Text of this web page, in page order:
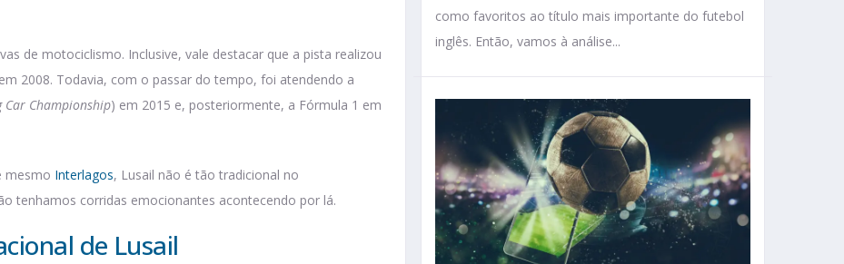
de motociclismo. Inclusive, vale destacar que a pista realizou
2008. Todavia, com o passar do tempo, foi atendendo a
Car Championship) em 2015 e, posteriormente, a Fórmula 1 em
mesmo Interlagos, Lusail não é tão tradicional no
tenhamos corridas emocionantes acontecendo por lá.
de Lusail
como favoritos ao título mais importante do futebol
inglês. Então, vamos à análise...